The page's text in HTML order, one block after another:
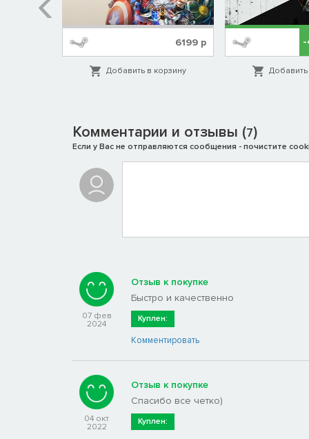
6199 р
Добавить в корзину
-
Добавить
Комментарии и отзывы (7)
Если у Вас не отправляются сообщения - почистите
07 фев
2024
Отзыв к покупке
Быстро и качественно
Куплен:
Комментировать
04 окт
2022
Отзыв к покупке
Спасибо все четко)
Куплен: